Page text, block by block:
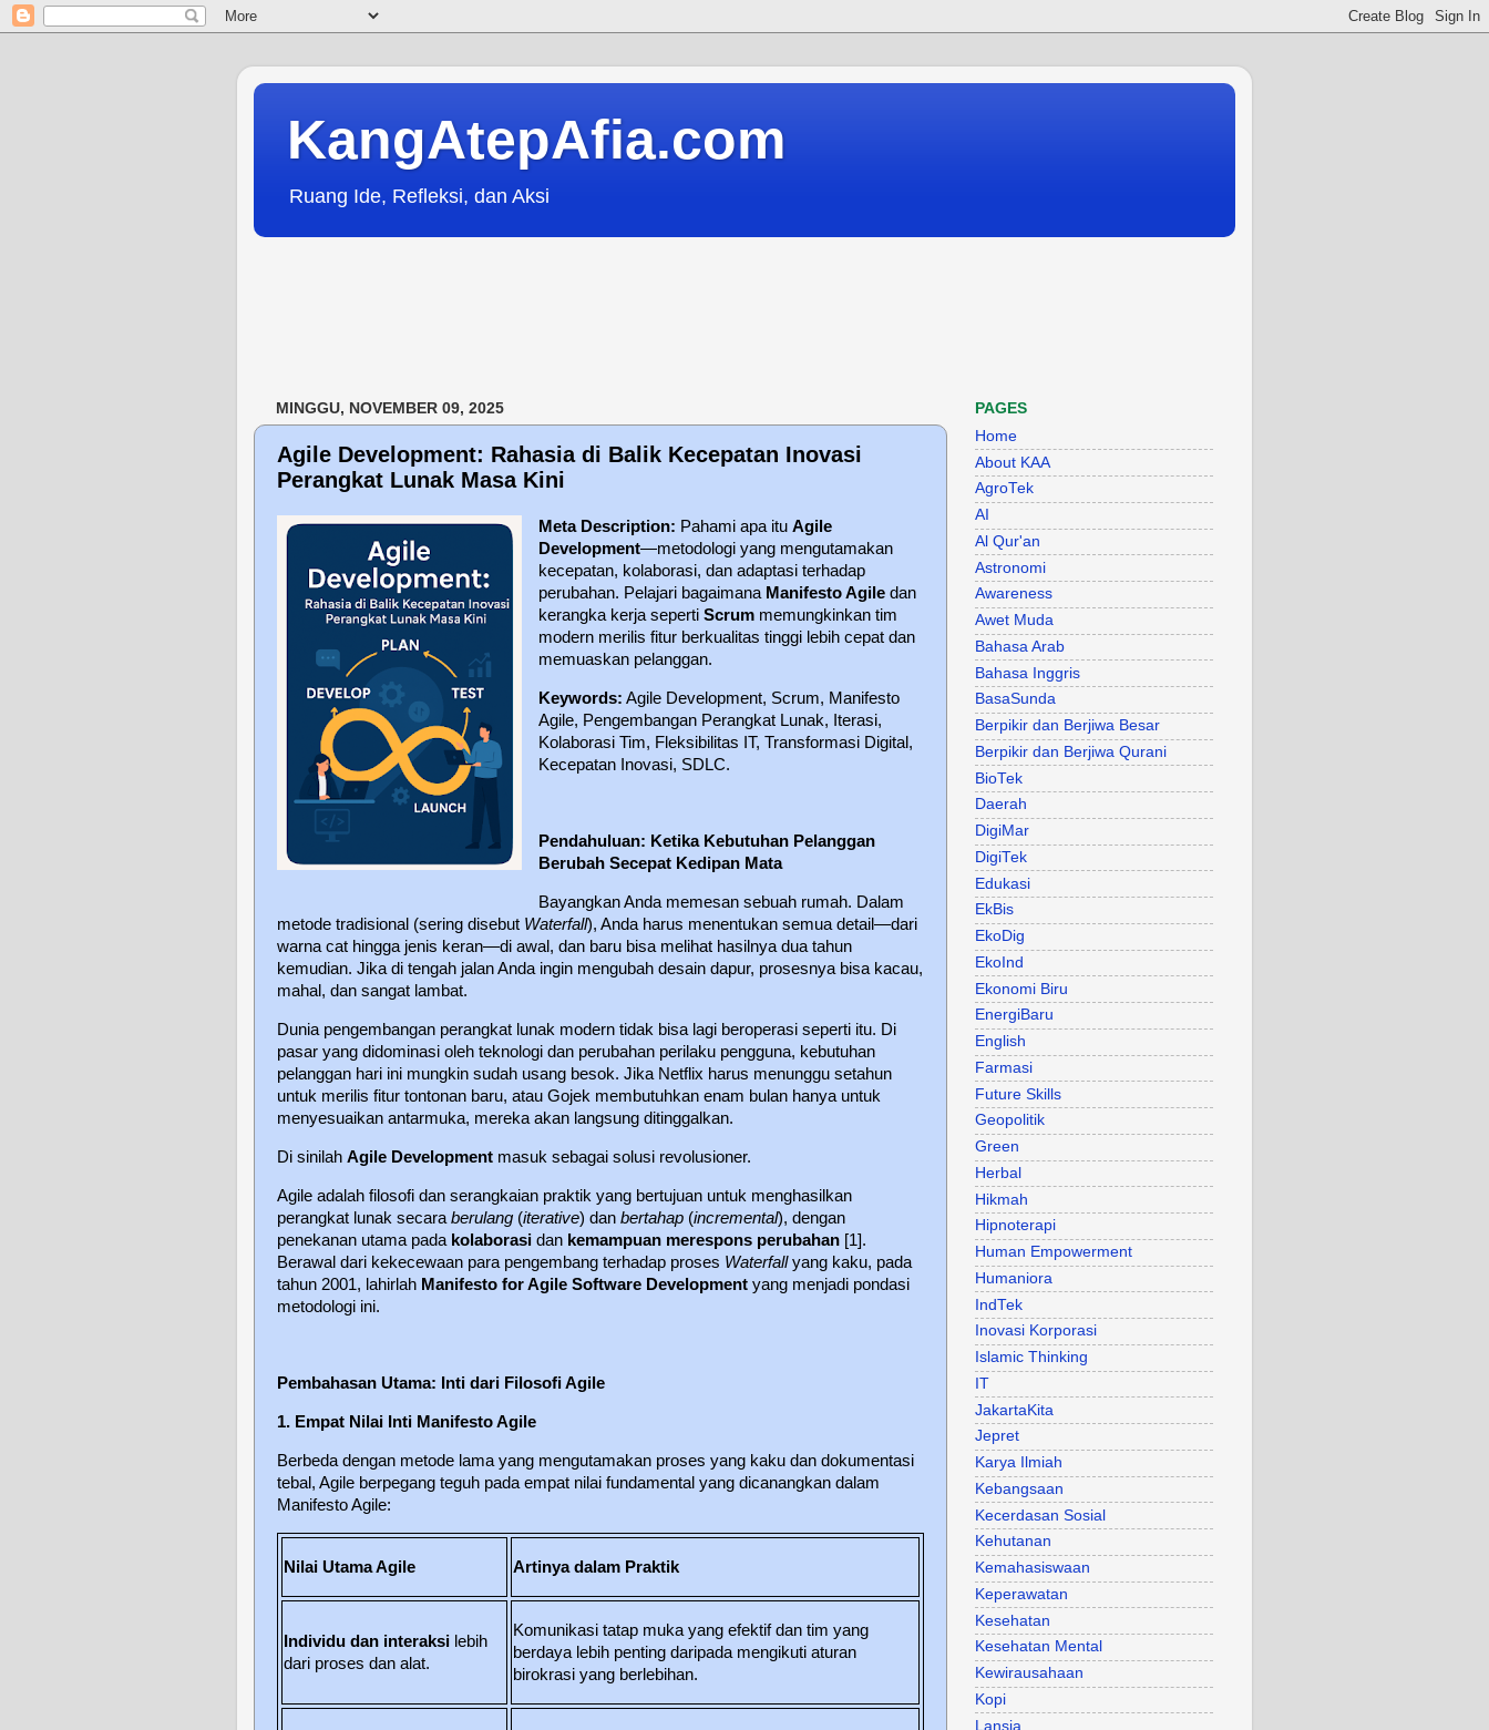
KangAtepAfia.com
Ruang Ide, Refleksi, dan Aksi
MINGGU, NOVEMBER 09, 2025
Agile Development: Rahasia di Balik Kecepatan Inovasi
Perangkat Lunak Masa Kini
Meta Description: Pahami apa itu Agile
Development—metodologi yang mengutamakan
kecepatan, kolaborasi, dan adaptasi terhadap
perubahan. Pelajari bagaimana Manifesto Agiledan
kerangka kerja seperti Scrummemungkinkan tim
modern merilis fitur berkualitas tinggi lebih cepat dan
memuaskan pelanggan.
Keywords: Agile Development, Scrum, Manifesto
Agile, Pengembangan Perangkat Lunak, Iterasi,
Kolaborasi Tim, Fleksibilitas IT, Transformasi Digital,
Kecepatan Inovasi, SDLC.
Pendahuluan: Ketika Kebutuhan Pelanggan
Berubah Secepat Kedipan Mata
Bayangkan Anda memesan sebuah rumah. Dalam
metode tradisional (sering disebut Waterfall), Anda harus menentukan semua detail—dari
warna cat hingga jenis keran—di awal, dan baru bisa melihat hasilnya dua tahun
kemudian. Jika di tengah jalan Anda ingin mengubah desain dapur, prosesnya bisa kacau,
mahal, dan sangat lambat.
Dunia pengembangan perangkat lunak modern tidak bisa lagi beroperasi seperti itu. Di
pasar yang didominasi oleh teknologi dan perubahan perilaku pengguna, kebutuhan
pelanggan hari ini mungkin sudah usang besok. Jika Netflix harus menunggu setahun
untuk merilis fitur tontonan baru, atau Gojek membutuhkan enam bulan hanya untuk
menyesuaikan antarmuka, mereka akan langsung ditinggalkan.
Di sinilah Agile Development masuk sebagai solusi revolusioner.
Agile adalah filosofi dan serangkaian praktik yang bertujuan untuk menghasilkan
perangkat lunak secara berulang (iterative) dan bertahap (incremental), dengan
penekanan utama pada kolaborasi dan kemampuan merespons perubahan [1].
Berawal dari kekecewaan para pengembang terhadap proses Waterfallyang kaku, pada
tahun 2001, lahirlah Manifesto for Agile Software Development yang menjadi pondasi
metodologi ini.
Pembahasan Utama: Inti dari Filosofi Agile
1. Empat Nilai Inti Manifesto Agile
Berbeda dengan metode lama yang mengutamakan proses yang kaku dan dokumentasi
tebal, Agile berpegang teguh pada empat nilai fundamental yang dicanangkan dalam
Manifesto Agile:
Nilai Utama Agile Artinya dalam Praktik
Individu dan interaksi lebih
dari proses dan alat.
Komunikasi tatap muka yang efektif dan tim yang
berdaya lebih penting daripada mengikuti aturan
birokrasi yang berlebihan.
PAGES
Home
About KAA
AgroTek
AI
Al Qur'an
Astronomi
Awareness
Awet Muda
Bahasa Arab
Bahasa Inggris
BasaSunda
Berpikir dan Berjiwa Besar
Berpikir dan Berjiwa Qurani
BioTek
Daerah
DigiMar
DigiTek
Edukasi
EkBis
EkoDig
EkoInd
Ekonomi Biru
EnergiBaru
English
Farmasi
Future Skills
Geopolitik
Green
Herbal
Hikmah
Hipnoterapi
Human Empowerment
Humaniora
IndTek
Inovasi Korporasi
Islamic Thinking
IT
JakartaKita
Jepret
Karya Ilmiah
Kebangsaan
Kecerdasan Sosial
Kehutanan
Kemahasiswaan
Keperawatan
Kesehatan
Kesehatan Mental
Kewirausahaan
Kopi
Lansia